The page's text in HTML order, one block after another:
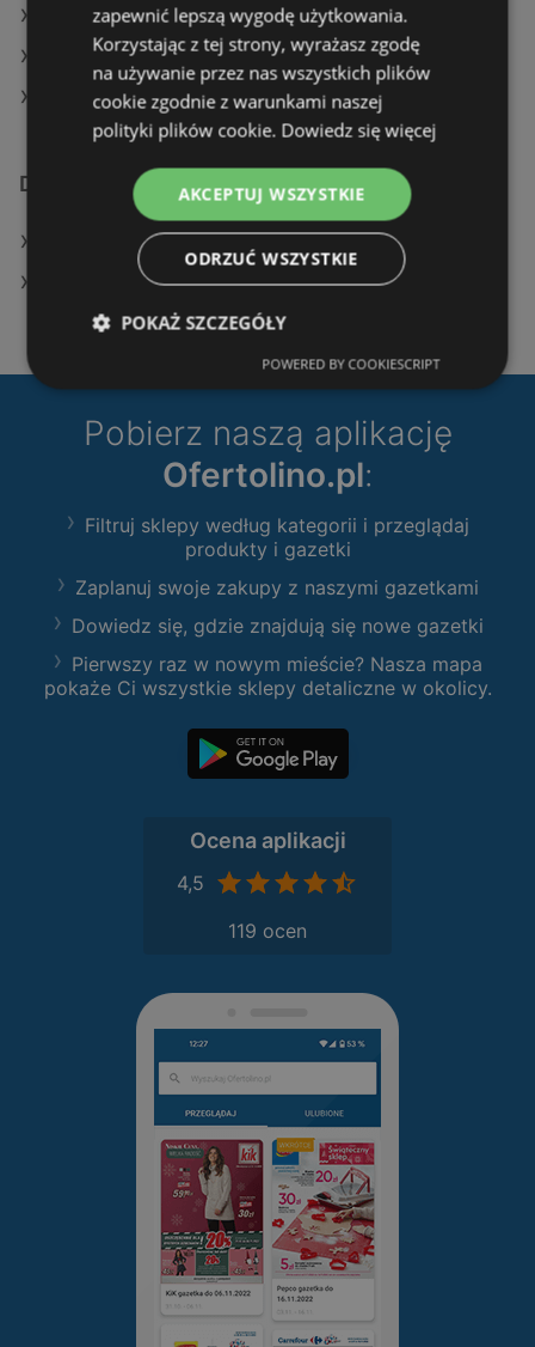
JYSK w Lesznowola
JYSK w Łomianki
JYSK w Ostróda (Gmina)
Dodatkowe łącza
Oferty JYSK
Sklepy JYSK w Police
Pobierz naszą aplikację
Ofertolino.pl:
Filtruj sklepy według kategorii i przeglądaj
produkty i gazetki
Zaplanuj swoje zakupy z naszymi gazetkami
Dowiedz się, gdzie znajdują się nowe gazetki
Pierwszy raz w nowym mieście? Nasza mapa
pokaże Ci wszystkie sklepy detaliczne w okolicy.
Ocena aplikacji
4,5
119 ocen
zapewnić lepszą wygodę użytkowania.
Korzystając z tej strony, wyrażasz zgodę
na używanie przez nas wszystkich plików
cookie zgodnie z warunkami naszej
polityki plików cookie. Dowiedz się więcej
AKCEPTUJ WSZYSTKIE
ODRZUĆ WSZYSTKIE
POKAŻ SZCZEGÓŁY
POWERED BY COOKIESCRIPT